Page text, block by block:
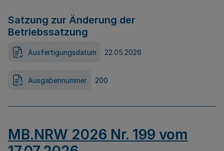
Satzung zur Änderung der
Betriebssatzung
Ausfertigungsdatum 22.05.2026
Ausgabennummer 200
MB.NRW 2026 Nr. 199 vom